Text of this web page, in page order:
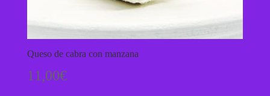
Queso de cabra con manzana
11,00€